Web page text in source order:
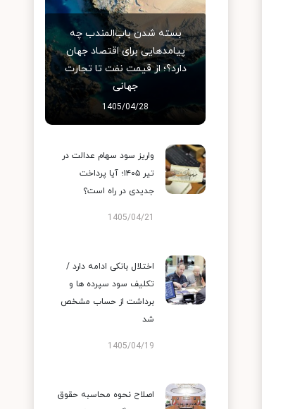
بسته شدن باب‌المندب چه
پیامدهایی برای اقتصاد جهان
دارد؟؛ از قیمت نفت تا تجارت
جهانی
1405/04/28
واریز سود سهام عدالت در
تیر ۱۴۰۵؛ آیا پرداخت
جدیدی در راه است؟
1405/04/21
اختلال بانکی ادامه دارد /
تکلیف سود سپرده ها و
برداشت از حساب مشخص
شد
1405/04/19
اصلاح نحوه محاسبه حقوق